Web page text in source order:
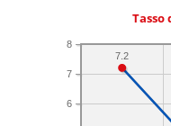
Tasso
6
7
8
7.2